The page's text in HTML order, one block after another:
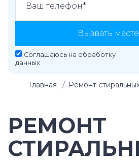
Вызвать
Соглашаюсь на обработку
данных
Главная Ремонт
РЕМОНТ